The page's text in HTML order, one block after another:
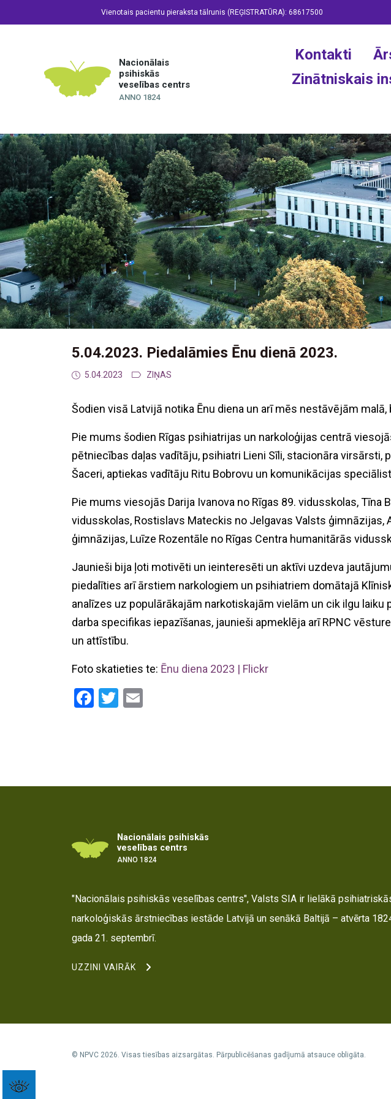
Vienotais pacientu pieraksta tālrunis (REĢISTRATŪRA): 68617500
Nacionālais
psihiskās
veselības centrs
ANNO 1824
Kontakti
Zinātniskais
5.04.2023. Piedalāmies Ēnu dienā 2023.
5.04.2023 ZIŅAS
Šodien visā Latvijā notika Ēnu diena un arī mēs nestāvējām
Pie mums šodien Rīgas psihiatrijas un narkoloģijas centrā
pētniecības daļas vadītāju, psihiatri Lieni Sīli, stacionāra
Šaceri, aptiekas vadītāju Ritu Bobrovu un komunikācijas
Pie mums viesojās Darija Ivanova no Rīgas 89. vidusskolas,
vidusskolas, Rostislavs Mateckis no Jelgavas Valsts ģimnāzijas,
ģimnāzijas, Luīze Rozentāle no Rīgas Centra humanitārās
Jaunieši bija ļoti motivēti un ieinteresēti un aktīvi uzdeva
piedalīties arī ārstiem narkologiem un psihiatriem domātajā
analīzes uz populārākajām narkotiskajām vielām un cik ilgu laiku
darba specifikas iepazīšanas, jaunieši apmeklēja arī RPNC
un attīstību.
Foto skatieties te: Ēnu diena 2023 | Flickr
Facebook
Twitter
Nacionālais psihiskās
veselības centrs
ANNO 1824
"Nacionālais psihiskās veselības centrs", Valsts SIA ir lielākā
narkoloģiskās ārstniecības iestāde Latvijā un senākā Baltijā – atvērta
gada 21. septembrī.
UZZINI VAIRĀK
© NPVC 2026. Visas tiesības aizsargātas. Pārpublicēšanas gadījumā atsauce obligāta.